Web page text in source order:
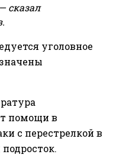
сказал
уголовное
помощи в
с перестрелкой в